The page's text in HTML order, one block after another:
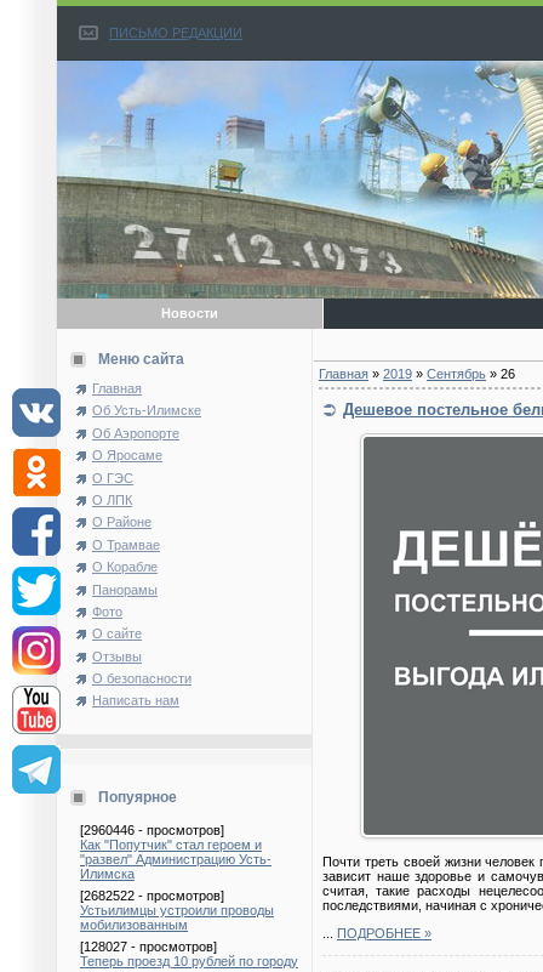
ПИСЬМО РЕДАКЦИИ
Новости
Меню сайта
Главная
Об Усть-Илимске
Об Аэропорте
О Яросаме
О ГЭС
О ЛПК
О Районе
О Трамвае
О Корабле
Панорамы
Фото
О сайте
Отзывы
О безопасности
Написать нам
Попуярное
[2960446 - просмотров]
Как "Попутчик" стал героем и
"развел" Администрацию Усть-
Илимска
[2682522 - просмотров]
Устьилимцы устроили проводы
мобилизованным
[128027 - просмотров]
Теперь проезд 10 рублей по городу
Главная » 2019 » Сентябрь » 26
Дешевое постельное
Почти треть своей жизни
зависит наше здоровье и
считая, такие расходы
последствиями, начиная с
ПОДРОБНЕЕ »